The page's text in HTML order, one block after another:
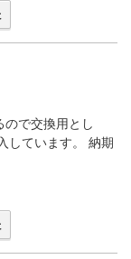
で交換用とし
しています。 納期